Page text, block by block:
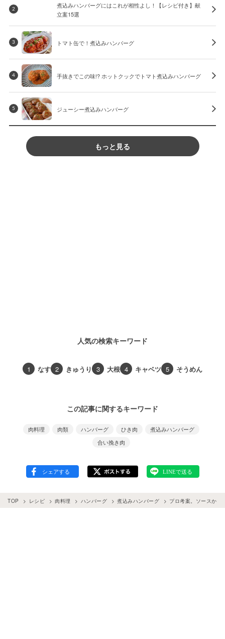
2
煮込みハンバーグにはこれが相性よし！【レシピ付き】献
立案15選
3 トマト缶で！煮込みハンバーグ
4 手抜きでこの味!? ホットクックでトマト煮込みハンバーグ
5 ジューシー煮込みハンバーグ
もっと見る
人気の検索キーワード
1 なす 2 きゅうり 3 大根 4 キャベツ 5 そうめん
この記事に関するキーワード
肉料理 肉類 ハンバーグ ひき肉
煮込みハンバーグ
合い挽き肉
TOP レシピ 肉料理 ハンバーグ 煮込みハンバーグ プロ考案。ソースから